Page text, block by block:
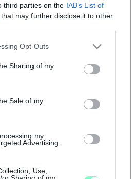
third parties on the IAB’s List of
that may further disclose it to other
app uses one or more Google
behaviour. You may click to
and its third-party tags to
purposes in below Google
Opt Outs
Sharing of my
Sale of my
my
Advertising.
Use,
ilyen nincs.
412 MILLIÓÉRT MEGVETTE
VOLT EPCOS
parkolókat alakítanak majd ki itt.
ÉPPEN NEM AZ